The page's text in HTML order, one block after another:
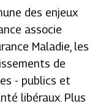
des enjeux
associe
Maladie, les
de
- publics et
libéraux. Plus